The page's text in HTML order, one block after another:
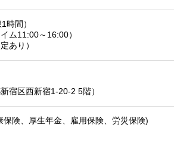
時間）
ム11:00～16:00）
あり）
宿区西新宿1-20-2 5階）
保険、厚生年金、雇用保険、労災保険)